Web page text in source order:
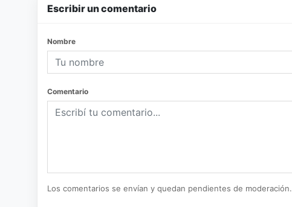
Escribir un comentario
Nombre
Comentario
Los comentarios se envían y quedan pendientes de moderación.